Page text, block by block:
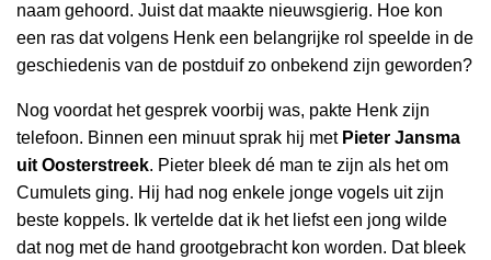
naam gehoord. Juist dat maakte nieuwsgierig. Hoe kon
een ras dat volgens Henk een belangrijke rol speelde in de
geschiedenis van de postduif zo onbekend zijn geworden?
Nog voordat het gesprek voorbij was, pakte Henk zijn
telefoon. Binnen een minuut sprak hij met Pieter Jansma
uit Oosterstreek. Pieter bleek dé man te zijn als het om
Cumulets ging. Hij had nog enkele jonge vogels uit zijn
beste koppels. Ik vertelde dat ik het liefst een jong wilde
dat nog met de hand grootgebracht kon worden. Dat bleek